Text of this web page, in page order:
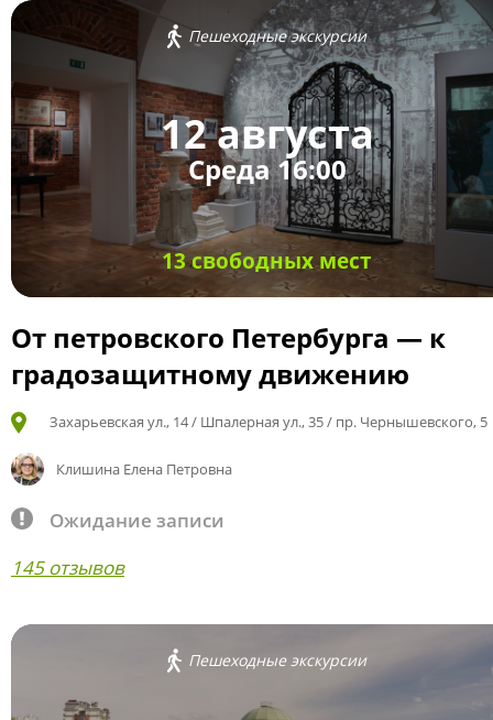
Пешеходные экскурсии
12 августа
Среда 16:00
13 свободных мест
От петровского Петербурга — к
градозащитному движению
Захарьевская ул., 14 / Шпалерная ул., 35 / пр. Чернышевского, 5
Клишина Елена Петровна
Ожидание записи
145 отзывов
Пешеходные экскурсии